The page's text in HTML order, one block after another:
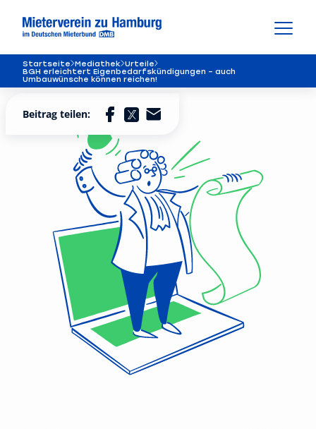
Startseite Mediathek Urteile
BGH erleichtert Eigenbedarfs­kündigungen – auch
Umbauwünsche können reichen!
Beitrag teilen: